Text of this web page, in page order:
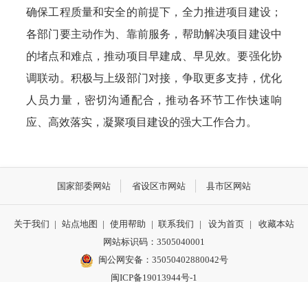
确保工程质量和安全的前提下，全力推进项目建设；
各部门要主动作为、靠前服务，帮助解决项目建设中
的堵点和难点，推动项目早建成、早见效。要强化协
调联动。积极与上级部门对接，争取更多支持，优化
人员力量，密切沟通配合，推动各环节工作快速响
应、高效落实，凝聚项目建设的强大工作合力。
国家部委网站 省设区市网站 县市区网站
关于我们 | 站点地图 | 使用帮助 | 联系我们 | 设为首页 |
收藏本站
网站标识码：3505040001
闽公网安备：35050402880042号
闽ICP备19013944号-1